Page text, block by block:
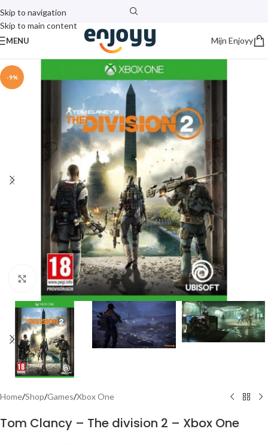
Skip to navigation
Skip to main content
MENU Mijn Enjoyy
-9%
Click to enlarge
Home/Shop/Games/Xbox One
Tom Clancy – The division 2 – Xbox One